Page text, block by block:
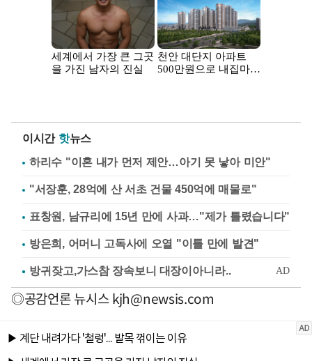
이시간 핫뉴스
하리수 "이혼 내가 먼저 제안…아기 못 낳아 미안"
"서장훈, 28억에 산 서초 건물 450억에 매물로"
표창원, 남규리에 15년 만에 사과…"제가 틀렸습니다"
방은희, 어머니 고독사에 오열 "이틀 만에 발견"
◎공감언론 뉴시스kjh@newsis.com